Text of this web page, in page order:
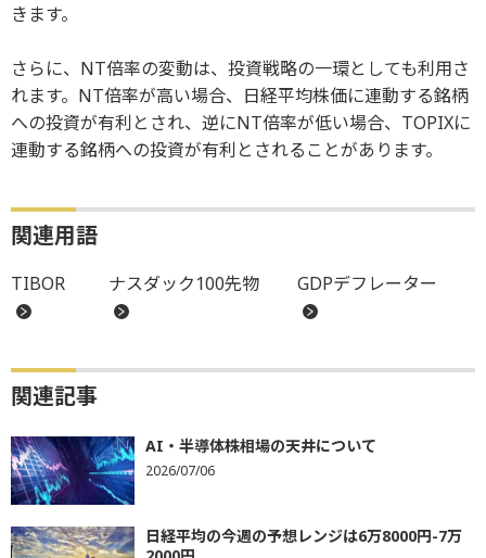
きます。
さらに、NT倍率の変動は、投資戦略の一環としても利用さ
れます。NT倍率が高い場合、日経平均株価に連動する銘柄
への投資が有利とされ、逆にNT倍率が低い場合、TOPIXに
連動する銘柄への投資が有利とされることがあります。
関連用語
TIBOR ナスダック100先物 GDPデフレーター
関連記事
AI・半導体株相場の天井について
2026/07/06
日経平均の今週の予想レンジは6万8000円-7万